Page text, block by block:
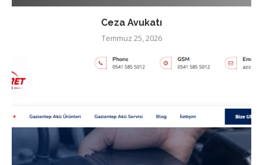
Ceza Avukatı
Temmuz 25, 2026